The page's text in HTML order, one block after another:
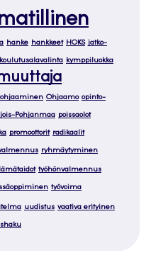
hanke hankkeet HOKS jatko-
koulutusalavalinta kymppiluokka
ohjaaminen Ohjaamo opinto-
Pohjanmaa poissaolot
promoottorit radikaalit
ryhmäytyminen
työhönvalmennus
työvoima
uudistus vaativa erityinen